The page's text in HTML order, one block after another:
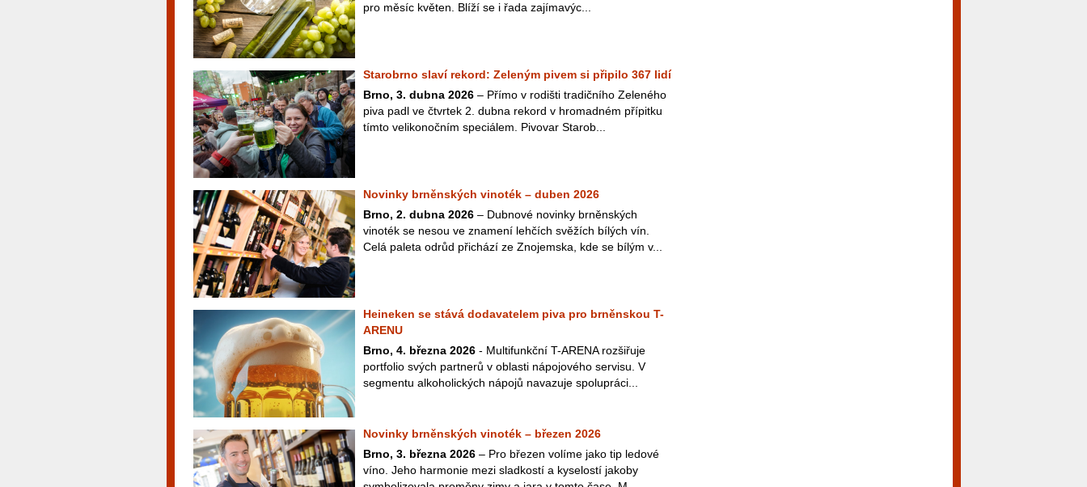
pro měsíc květen. Blíží se i řada zajímavýc...
Starobrno slaví rekord: Zeleným pivem si připilo 367 lidí
Brno, 3. dubna 2026 – Přímo v rodišti tradičního Zeleného
piva padl ve čtvrtek 2. dubna rekord v hromadném přípitku
tímto velikonočním speciálem. Pivovar Starob...
Novinky brněnských vinoték – duben 2026
Brno, 2. dubna 2026 – Dubnové novinky brněnských
vinoték se nesou ve znamení lehčích svěžích bílých vín.
Celá paleta odrůd přichází ze Znojemska, kde se bílým v...
Heineken se stává dodavatelem piva pro brněnskou T-
ARENU
Brno, 4. března 2026 - Multifunkční T-ARENA rozšiřuje
portfolio svých partnerů v oblasti nápojového servisu. V
segmentu alkoholických nápojů navazuje spolupráci...
Novinky brněnských vinoték – březen 2026
Brno, 3. března 2026 – Pro březen volíme jako tip ledové
víno. Jeho harmonie mezi sladkostí a kyselostí jakoby